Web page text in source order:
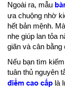
Ngoài ra, mẫu
ưa chuộng nhờ
hết bản mệnh.
nhẹ giúp lan tỏa
giãn và cân bằng
Nếu bạn tìm
tuân thủ nguyên
điểm cao cấp là